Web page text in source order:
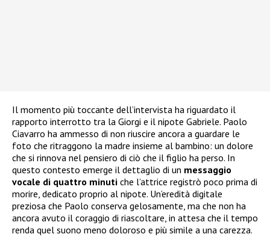
Il momento più toccante dell’intervista ha riguardato il
rapporto interrotto tra la Giorgi e il nipote Gabriele. Paolo
Ciavarro ha ammesso di non riuscire ancora a guardare le
foto che ritraggono la madre insieme al bambino: un dolore
che si rinnova nel pensiero di ciò che il figlio ha perso. In
questo contesto emerge il dettaglio di un messaggio
vocale di quattro minuti che l’attrice registrò poco prima di
morire, dedicato proprio al nipote. Un’eredità digitale
preziosa che Paolo conserva gelosamente, ma che non ha
ancora avuto il coraggio di riascoltare, in attesa che il tempo
renda quel suono meno doloroso e più simile a una carezza.